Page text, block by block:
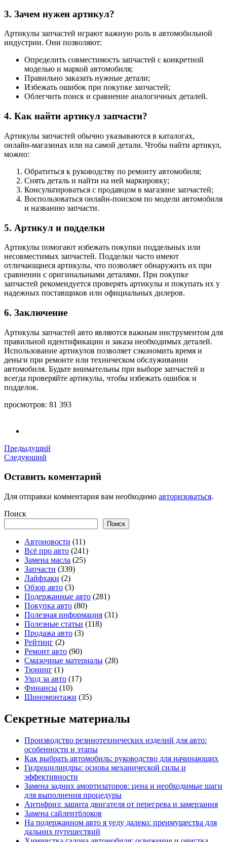
3. Зачем нужен артикул?
Артикулы запчастей играют важную роль в автомобильной
индустрии. Они позволяют:
Определить совместимость запчастей с конкретной
моделью и маркой автомобиля;
Правильно заказать нужные детали;
Избежать ошибок при покупке запчастей;
Облегчить поиск и сравнение аналогичных деталей.
4. Как найти артикул запчасти?
Артикулы запчастей обычно указываются в каталогах,
онлайн-магазинах или на самой детали. Чтобы найти артикул,
можно:
Обратиться к руководству по ремонту автомобиля;
Снять деталь и найти на ней маркировку;
Консультироваться с продавцом в магазине запчастей;
Воспользоваться онлайн-поиском по модели автомобиля
и названию запчасти.
5. Артикул и подделки
Артикулы помогают избежать покупки поддельных или
несовместимых запчастей. Подделки часто имеют
отличающиеся артикулы, что позволяет обнаружить их при
сравнении с оригинальными деталями. При покупке
запчастей рекомендуется проверять артикулы и покупать их у
надежных поставщиков или официальных дилеров.
6. Заключение
Артикулы запчастей авто являются важным инструментом для
правильной идентификации и заказа необходимых деталей.
Использование артикулов позволяет сэкономить время и
деньги при ремонте или техническом обслуживании
автомобиля. Будьте внимательны при выборе запчастей и
всегда проверяйте артикулы, чтобы избежать ошибок и
подделок.
просмотров: 81 393
Предыдущий
Следующий
Оставить коментарий
Для отправки комментария вам необходимо авторизоваться.
Поиск
Поиск
Автоновости (11)
Всё про авто (241)
Замена масла (25)
Запчасти (339)
Лайфхаки (2)
Обзор авто (3)
Подержанные авто (281)
Покупка авто (80)
Полезная информация (31)
Полезные статьи (118)
Продажа авто (3)
Рейтинг (2)
Ремонт авто (90)
Смазочные материалы (28)
Тюнинг (1)
Уход за авто (17)
Финансы (10)
Шиномонтажи (35)
Секретные материалы
Производство резинотехнических изделий для авто:
особенности и этапы
Как выбрать автомобиль: руководство для начинающих
Гидроцилиндры: основа механической силы и
эффективности
Замена задних амортизаторов: цена и необходимые шаги
для выполнения процедуры
Антифриз: защита двигателя от перегрева и замерзания
Замена сайлентблоков
На подержанном авто я уеду далеко: преимущества для
дальних путешествий